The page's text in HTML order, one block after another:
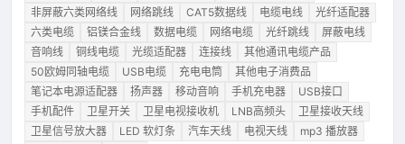
非屏蔽六类网络线
网络跳线 CAT5数据线 电缆电线
光纤适配器
六类电缆
铝镁合金线 数据电缆 网络电缆 光纤跳线
屏蔽电线
音响线
铜线电缆 光缆适配器 连接线
其他通讯电缆产品
50欧姆同轴电缆
USB电缆 充电电筒
其他电子消费品
笔记本电源适配器
扬声器 移动音响 手机充电器
USB接口
手机配件
卫星开关 卫星电视接收机 LNB高频头
卫星接收天线
卫星信号放大器
LED 软灯条 汽车天线 电视天线
mp3 播放器